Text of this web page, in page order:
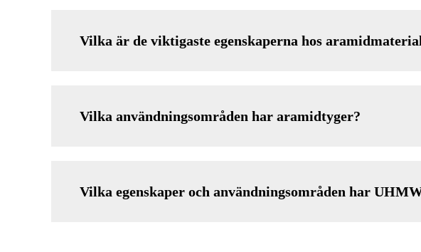
Vilka är de viktigaste egenskaperna hos
Vilka användningsområden har aramidtyger?
Vilka egenskaper och användningsområden har